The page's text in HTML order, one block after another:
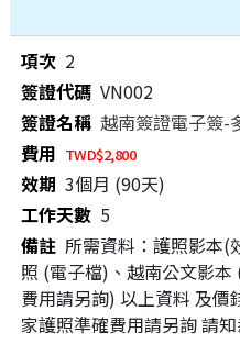
2
VN002
越南簽證電子簽-
TWD$2,800
3個月 (90天)
5
所需資料：護照影本(
照 (電子檔)、越南公文影
費用請另詢) 以上資料 及價
家護照準確費用請另詢 請